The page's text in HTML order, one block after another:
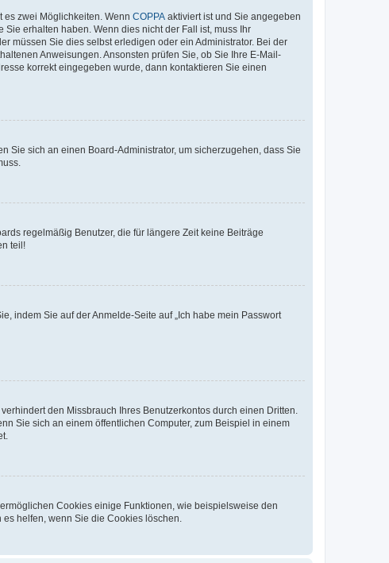
zwei Möglichkeiten. Wenn COPPA aktiviert ist und Sie angegeben
erhalten haben. Wenn dies nicht der Fall ist, muss Ihr
müssen Sie dies selbst erledigen oder ein Administrator. Bei der
Anweisungen. Ansonsten prüfen Sie, ob Sie Ihre E-Mail-
korrekt eingegeben wurde, dann kontaktieren Sie einen
Sie sich an einen Board-Administrator, um sicherzugehen, dass Sie
regelmäßig Benutzer, die für längere Zeit keine Beiträge
teil!
indem Sie auf der Anmelde-Seite auf „Ich habe mein Passwort
den Missbrauch Ihres Benutzerkontos durch einen Dritten.
Sie sich an einem öffentlichen Computer, zum Beispiel in einem
Cookies einige Funktionen, wie beispielsweise den
helfen, wenn Sie die Cookies löschen.